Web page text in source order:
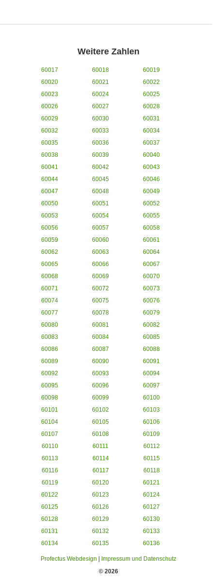
Weitere Zahlen
60017 60018
60019
60020
60021
60022
60023
60024
60025
60026
60027
60028
60029
60030
60031
60032
60033
60034
60035
60036
60037
60038
60039
60040
60041
60042
60043
60044
60045
60046
60047
60048
60049
60050
60051
60052
60053
60054
60055
60056
60057
60058
60059
60060
60061
60062
60063
60064
60065
60066
60067
60068
60069
60070
60071
60072
60073
60074
60075
60076
60077
60078
60079
60080
60081
60082
60083
60084
60085
60086
60087
60088
60089
60090
60091
60092
60093
60094
60095
60096
60097
60098
60099
60100
60101
60102
60103
60104
60105
60106
60107
60108
60109
60110
60111
60112
60113
60114
60115
60116
60117
60118
60119
60120
60121
60122
60123
60124
60125
60126
60127
60128
60129
60130
60131
60132
60133
60134
60135 60136
Profectus Webdesign
Impressum und Datenschutz
© 2026